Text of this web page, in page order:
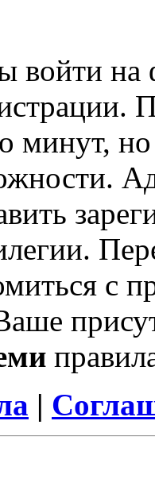
войти
минут,
с
|